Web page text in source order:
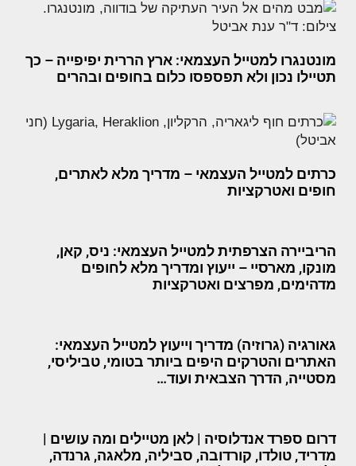
מונטנגרו למטייל העצמאי: ארץ הררית יפיפייה – כך
תטיילו נכון ולא תפספסו כלום בחופים ובהרים
כרתים למטייל העצמאי – מדריך מלא לאתרים,
חופים ואטרקציות
הריביירה הצרפתית למטייל העצמאי: ניס, קאן,
מונקו, מארסיי – ייעוץ ומדריך מלא לחופים
מדהימים, מפרצים ואטרקציות
גאורגיה (גרוזיה) מדריך וייעוץ למטייל העצמאי:
האתרים והטרקים היפים ביותר בטומי, טביליסי,
מסטייה, הדרך הצבאית ועוד…
דרום ספרד אנדלוסיה | לאן מטיילים ומה עושים |
מדריד, טולדו, קורדובה, סביליה, מלאגה, גרנדה,